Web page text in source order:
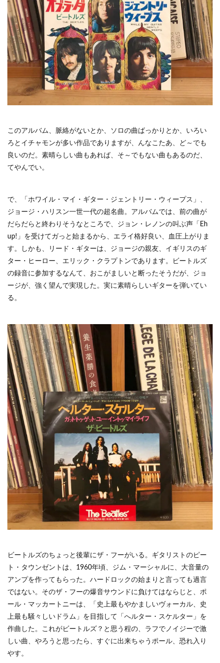
このアルバム、脈絡がないとか、ソロの曲ばっかりとか、いろい
ろとイチャモンが多い作品でありますが、んなこたあ、ど～でも
良いのだ。素晴らしい曲もあれば、そ～でもない曲もあるのだ、
てやんでい。
で、「ホワイル・マイ・ギター・ジェントリー・ウィープス」、
ジョージ・ハリスン一世一代の超名曲。アルバムでは、前の曲が
だらだらと終わりそうなところで、ジョン・レノンの叫ぶ声「Eh
up!」を受けてガっと始まるから、エライ格好良い、血圧上がりま
す。しかも、リード・ギターは、ジョージの親友、イギリスのギ
ター・ヒーロー、エリック・クラプトンであります。ビートルズ
の録音に参加するなんて、おこがましいと断ったそうだが、ジョ
ージが、強く望んで実現した。実に素晴らしいギターを弾いてい
る。
ビートルズのちょっと後輩にザ・フーがいる。ギタリストのピー
ト・タウンゼントは、1960年頃、ジム・マーシャルに、大音量の
アンプを作ってもらった。ハードロックの始まりと言っても過言
ではない。そのザ・フーの爆音サウンドに負けてはならじと、ポ
ール・マッカートニーは、「史上最もやかましいヴォーカル、史
上最も騒々しいドラム」を目指して「へルター・スケルター」を
作曲した。これがビートルズ？と思う程の、ラフでノイジーで激
しい曲、やろうと思ったら、すぐに出来ちゃうポール、恐れ入り
やす。